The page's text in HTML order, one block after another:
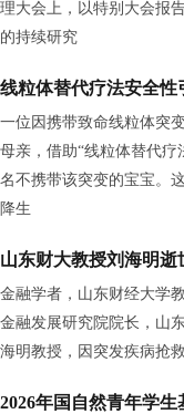
理大会上，以特别大会报
的持续研究
线粒体替代疗法安全性
一位因携带致命线粒体突
母亲，借助“线粒体替代疗
名不携带该突变的宝宝。
降生
山东财大教授刘海明逝
金融学者，山东财经大学
金融发展研究院院长，山
海明教授，因突发疾病抢
2026年国自然青年学